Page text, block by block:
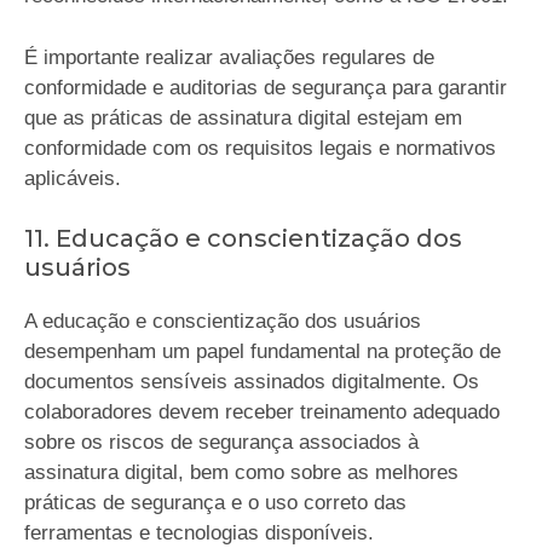
É importante realizar avaliações regulares de
conformidade e auditorias de segurança para garantir
que as práticas de assinatura digital estejam em
conformidade com os requisitos legais e normativos
aplicáveis.
11. Educação e conscientização dos
usuários
A educação e conscientização dos usuários
desempenham um papel fundamental na proteção de
documentos sensíveis assinados digitalmente. Os
colaboradores devem receber treinamento adequado
sobre os riscos de segurança associados à
assinatura digital, bem como sobre as melhores
práticas de segurança e o uso correto das
ferramentas e tecnologias disponíveis.